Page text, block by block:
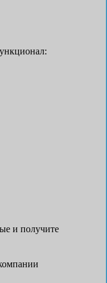
и получите